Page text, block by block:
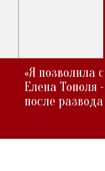
«Я позволила
Елена Тополя
после развода